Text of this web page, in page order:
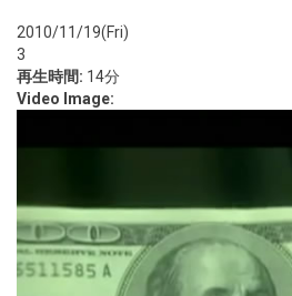
2010/11/19(Fri)
3
再生時間: 14分
Video Image: